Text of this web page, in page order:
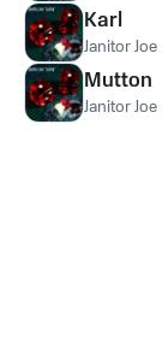
Karl
Janitor Joe
Mutton
Janitor Joe